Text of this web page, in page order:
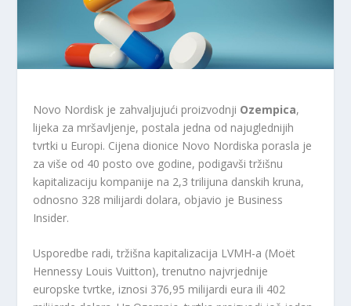
Novo Nordisk je zahvaljujući proizvodnji Ozempica,
lijeka za mršavljenje, postala jedna od najuglednijih
tvrtki u Europi. Cijena dionice Novo Nordiska porasla je
za više od 40 posto ove godine, podigavši tržišnu
kapitalizaciju kompanije na 2,3 trilijuna danskih kruna,
odnosno 328 milijardi dolara, objavio je Business
Insider.
Usporedbe radi, tržišna kapitalizacija LVMH-a (Moët
Hennessy Louis Vuitton), trenutno najvrjednije
europske tvrtke, iznosi 376,95 milijardi eura ili 402